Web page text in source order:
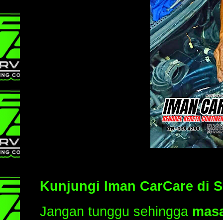
Kunjungi Iman CarCare di
Jangan tunggu sehingga